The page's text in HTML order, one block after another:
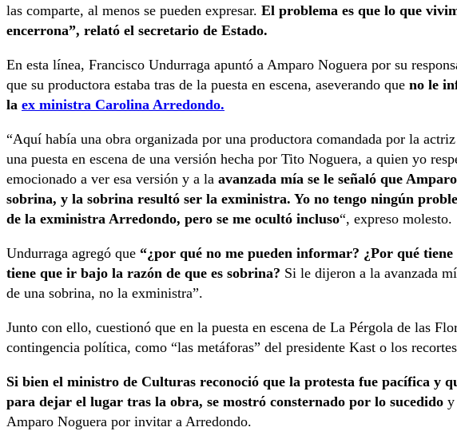
las comparte, al menos se pueden expresar. El problema es que lo que
encerrona”, relató el secretario de Estado.
En esta línea, Francisco Undurraga apuntó a Amparo Noguera por su
que su productora estaba tras de la puesta en escena, aseverando que no le
la ex ministra Carolina Arredondo.
“Aquí había una obra organizada por una productora comandada por la
una puesta en escena de una versión hecha por Tito Noguera, a quien yo
emocionado a ver esa versión y a la avanzada mía se le señaló que
sobrina, y la sobrina resultó ser la exministra. Yo no tengo ningún
de la exministra Arredondo, pero se me ocultó incluso“, expreso molesto.
Undurraga agregó que “¿por qué no me pueden informar? ¿Por qué
tiene que ir bajo la razón de que es sobrina? Si le dijeron a la avanzada
de una sobrina, no la exministra”.
Junto con ello, cuestionó que en la puesta en escena de La Pérgola de las
contingencia política, como “las metáforas” del presidente Kast o los
Si bien el ministro de Culturas reconoció que la protesta fue pacífica y
para dejar el lugar tras la obra, se mostró consternado por lo sucedido y
Amparo Noguera por invitar a Arredondo.